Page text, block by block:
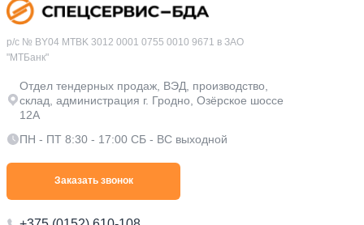
р/с № BY04 MTBK 3012 0001 0755 0010 9671 в ЗАО
"МТБанк"
Отдел тендерных продаж, ВЭД, производство,
склад, администрация г. Гродно, Озёрское шоссе
12А
ПН - ПТ 8:30 - 17:00 СБ - ВС выходной
Заказать звонок